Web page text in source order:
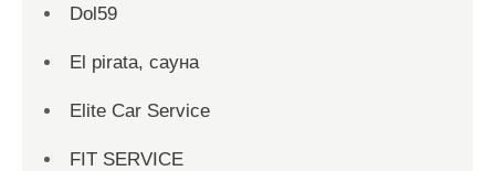
Dol59
El pirata, сауна
Elite Car Service
FIT SERVICE